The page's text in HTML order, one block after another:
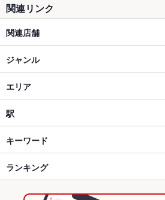
関連リンク
関連店舗
楽蔵
全席個室 京町しずく 京都駅前店
全席個室 鮨と酒日和 ととうお四条河原町店
全席個室 鮮や一夜 ラクエ四条烏丸店
ジャンル
居酒屋
和風
烏丸五条・京都駅周辺 × 居酒屋
烏丸五条・京都駅周辺 × 和風
京都駅 × 居酒屋
エリア
京都駅
京都駅 × 居酒屋
京都駅 × 和風
京都駅 × 創作料理
駅
京都駅
五条駅
七条駅
キーワード
からあげ
ランキング
京都のグルメランキング